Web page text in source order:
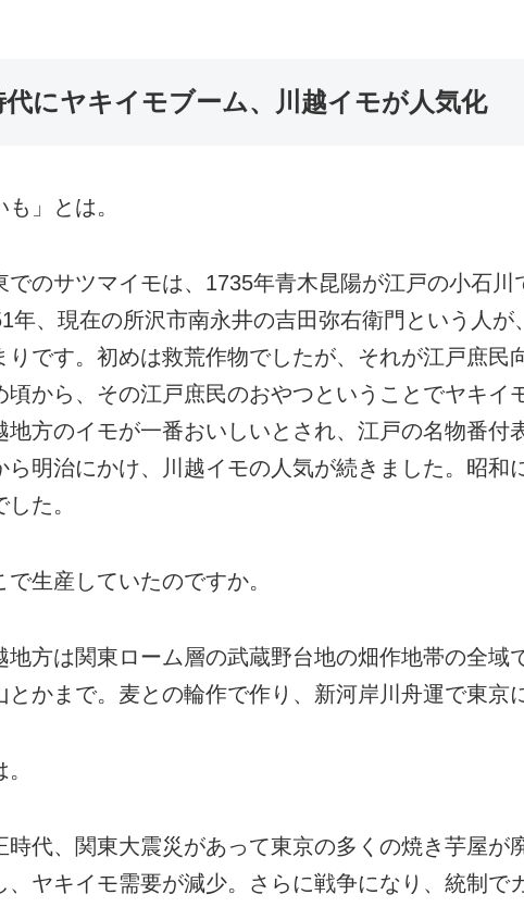
代にヤキイモブーム、川越イモが人気化
」とは。
のサツマイモは、1735年青木昆陽が江戸の小石
年、現在の所沢市南永井の吉田弥右衛門という人
りです。初めは救荒作物でしたが、それが江戸庶
頃から、その江戸庶民のおやつということでヤキ
地方のイモが一番おいしいとされ、江戸の名物番付
ら明治にかけ、川越イモの人気が続きました。昭和
た。
生産していたのですか。
方は関東ローム層の武蔵野台地の畑作地帯の全域
とかまで。麦との輪作で作り、新河岸川舟運で東京
代、関東大震災があって東京の多くの焼き芋屋が
、ヤキイモ需要が減少。さらに戦争になり、統制で